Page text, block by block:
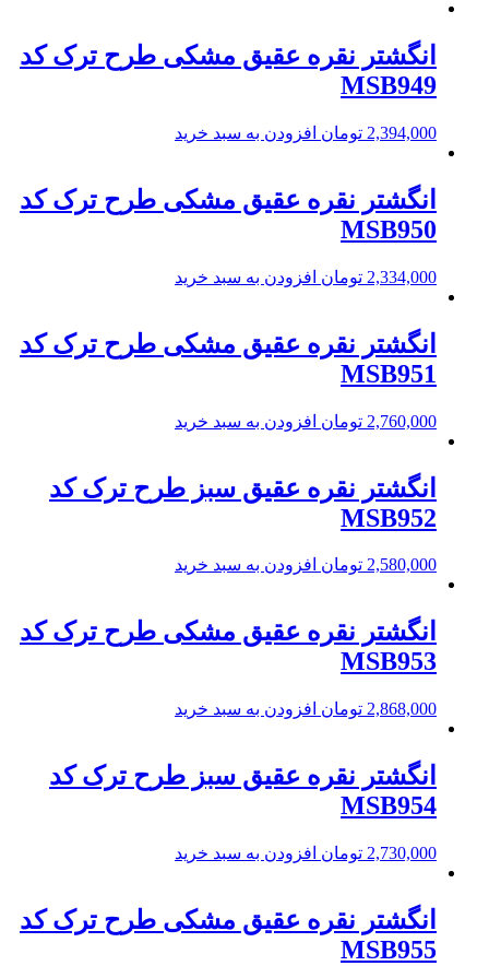
انگشتر نقره عقیق مشکی طرح ترک کد
MSB949
2,394,000 تومان افزودن به سبد خرید
انگشتر نقره عقیق مشکی طرح ترک کد
MSB950
2,334,000 تومان افزودن به سبد خرید
انگشتر نقره عقیق مشکی طرح ترک کد
MSB951
2,760,000 تومان افزودن به سبد خرید
انگشتر نقره عقیق سبز طرح ترک کد
MSB952
2,580,000 تومان افزودن به سبد خرید
انگشتر نقره عقیق مشکی طرح ترک کد
MSB953
2,868,000 تومان افزودن به سبد خرید
انگشتر نقره عقیق سبز طرح ترک کد
MSB954
2,730,000 تومان افزودن به سبد خرید
انگشتر نقره عقیق مشکی طرح ترک کد
MSB955